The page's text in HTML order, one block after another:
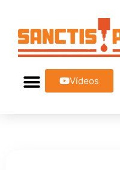
Vídeos